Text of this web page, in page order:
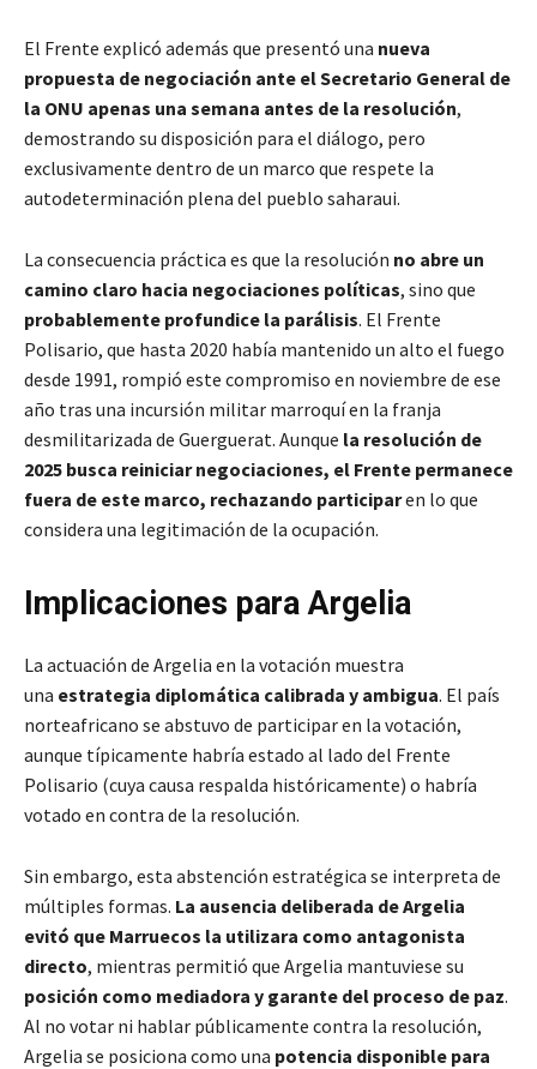
El Frente explicó además que presentó una nueva
propuesta de negociación ante el Secretario General de
la ONU apenas una semana antes de la resolución,
demostrando su disposición para el diálogo, pero
exclusivamente dentro de un marco que respete la
autodeterminación plena del pueblo saharaui.
La consecuencia práctica es que la resolución no abre un
camino claro hacia negociaciones políticas, sino que
probablemente profundice la parálisis. El Frente
Polisario, que hasta 2020 había mantenido un alto el fuego
desde 1991, rompió este compromiso en noviembre de ese
año tras una incursión militar marroquí en la franja
desmilitarizada de Guerguerat. Aunque la resolución de
2025 busca reiniciar negociaciones, el Frente permanece
fuera de este marco, rechazando participaren lo que
considera una legitimación de la ocupación.
Implicaciones para Argelia
La actuación de Argelia en la votación muestra
una estrategia diplomática calibrada y ambigua. El país
norteafricano se abstuvo de participar en la votación,
aunque típicamente habría estado al lado del Frente
Polisario (cuya causa respalda históricamente) o habría
votado en contra de la resolución.
Sin embargo, esta abstención estratégica se interpreta de
múltiples formas. La ausencia deliberada de Argelia
evitó que Marruecos la utilizara como antagonista
directo, mientras permitió que Argelia mantuviese su
posición como mediadora y garante del proceso de paz.
Al no votar ni hablar públicamente contra la resolución,
Argelia se posiciona como una potencia disponible para